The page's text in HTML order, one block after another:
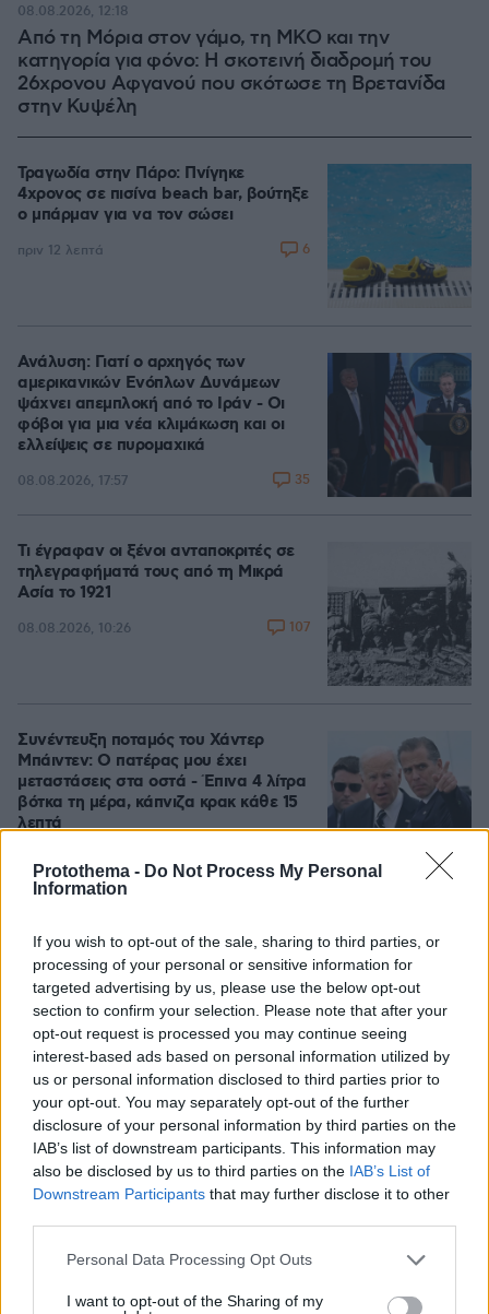
Protothema - Do Not Process My Personal
Information
If you wish to opt-out of the sale, sharing to third parties, or
processing of your personal or sensitive information for
targeted advertising by us, please use the below opt-out
section to confirm your selection. Please note that after your
opt-out request is processed you may continue seeing
interest-based ads based on personal information utilized by
us or personal information disclosed to third parties prior to
your opt-out. You may separately opt-out of the further
disclosure of your personal information by third parties on the
IAB’s list of downstream participants. This information may
also be disclosed by us to third parties on the IAB’s List of
Downstream Participants that may further disclose it to other
Please note that this website/app uses one or more Google
not limited to your visit or usage behaviour. You may click to
Personal Data Processing Opt Outs
I want to opt-out of the Sharing of my
Από τη Μόρια στον γάμο, τη ΜΚΟ και την
κατηγορία για φόνο: Η σκοτεινή διαδρομή του
26χρονου Αφγανού που σκότωσε τη Βρετανίδα
στην Κυψέλη
08.08.2026, 12:18
Τραγωδία στην Πάρο: Πνίγηκε
4χρονος σε πισίνα beach bar, βούτηξε
ο μπάρμαν για να τον σώσει
πριν 12 λεπτά 6
Ανάλυση: Γιατί ο αρχηγός των
αμερικανικών Ενόπλων Δυνάμεων
ψάχνει απεμπλοκή από το Ιράν - Οι
φόβοι για μια νέα κλιμάκωση και οι
ελλείψεις σε πυρομαχικά
08.08.2026, 17:57 35
Τι έγραφαν οι ξένοι ανταποκριτές σε
τηλεγραφήματά τους από τη Μικρά
Ασία το 1921
08.08.2026, 10:26 107
Συνέντευξη ποταμός του Χάντερ
Μπάιντεν: Ο πατέρας μου έχει
μεταστάσεις στα οστά - Έπινα 4 λίτρα
βότκα τη μέρα, κάπνιζα κρακ κάθε 15
λεπτά
του χρόνια ο πατέρας του, Χόρχε -
Υπήρξε ο μέντορας και ατζέντης του
μέχρι την τελευταία στιγμή
08.08.2026, 16:05
Μαρία Εκμεκτσίογλου: Ζω καθημερινά
θαύματα, πρώτα είναι ο Θεός και μετά
οι γιοι μου
08.08.2026, 11:48 24